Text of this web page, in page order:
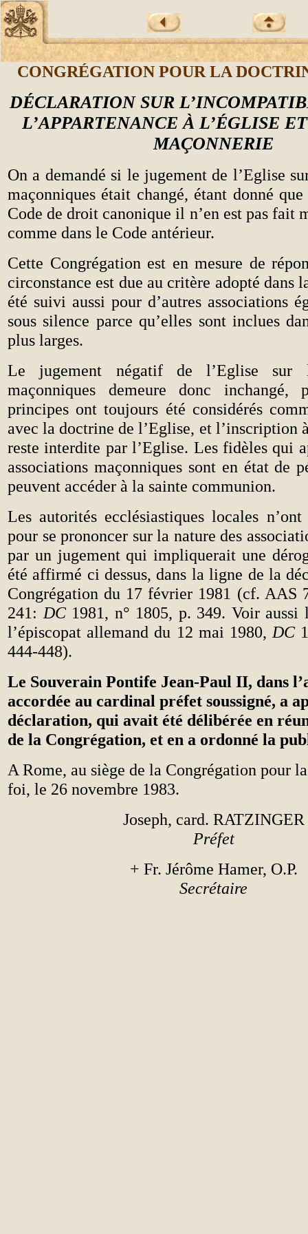
CONGRÉGATION POUR LA
DÉCLARATION SUR
L’APPARTENANCE À L’ÉGLISE
MAÇONNERIE
On a demandé si le jugement de l’Eglise
maçonniques était changé, étant donné
Code de droit canonique il n’en est pas fait
comme dans le Code antérieur.
Cette Congrégation est en mesure de
circonstance est due au critère adopté dans
été suivi aussi pour d’autres associations
sous silence parce qu’elles sont inclues
plus larges.
Le jugement négatif de l’Eglise sur
maçonniques demeure donc inchangé,
principes ont toujours été considérés
avec la doctrine de l’Eglise, et l’inscription
reste interdite par l’Eglise. Les fidèles qui
associations maçonniques sont en état de
peuvent accéder à la sainte communion.
Les autorités ecclésiastiques locales n’ont
pour se prononcer sur la nature des
par un jugement qui impliquerait une
été affirmé ci dessus, dans la ligne de la
Congrégation du 17 février 1981 (cf. AAS
241: DC 1981, n° 1805, p. 349. Voir aussi
l’épiscopat allemand du 12 mai 1980, DC
444-448).
Le Souverain Pontife Jean-Paul II, dans
accordée au cardinal préfet soussigné, a
déclaration, qui avait été délibérée en
de la Congrégation, et en a ordonné la
A Rome, au siège de la Congrégation pour
foi, le 26 novembre 1983.
Joseph, card. RATZINGER
Préfet
+ Fr. Jérôme Hamer, O.P.
Secrétaire